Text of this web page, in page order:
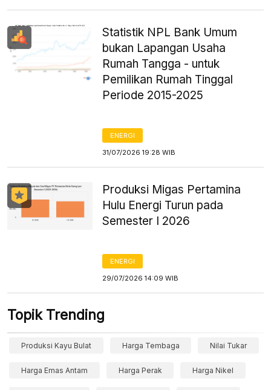
Statistik NPL Bank Umum
bukan Lapangan Usaha
Rumah Tangga - untuk
Pemilikan Rumah Tinggal
Periode 2015-2025
ENERGI
31/07/2026 19:28 WIB
Produksi Migas Pertamina
Hulu Energi Turun pada
Semester I 2026
ENERGI
29/07/2026 14:09 WIB
Topik Trending
Produksi Kayu Bulat Harga Tembaga Nilai Tukar
Harga Emas Antam Harga Perak Harga Nikel